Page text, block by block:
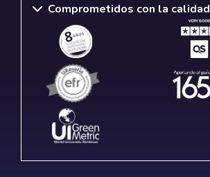
Comprometidos con la calidad